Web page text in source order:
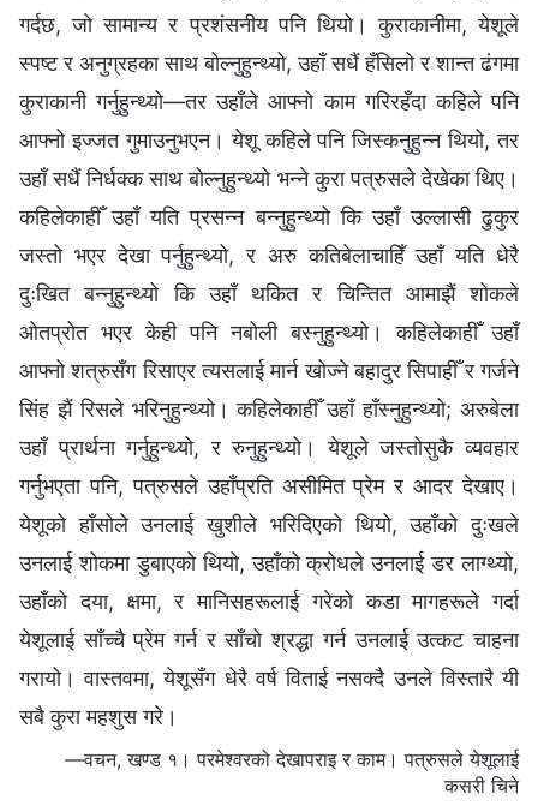
गर्दछ, जो सामान्य र प्रशंसनीय पनि थियो। कुराकानीमा, येशूले
स्पष्ट र अनुग्रहका साथ बोल्नुहुन्थ्यो, उहाँ सधैं हँसिलो र शान्त ढंगमा
कुराकानी गर्नुहुन्थ्यो—तर उहाँले आफ्नो काम गरिरहँदा कहिले पनि
आफ्नो इज्जत गुमाउनुभएन। येशू कहिले पनि जिस्कनुहुन्न थियो, तर
उहाँ सधैं निर्धक्क साथ बोल्नुहुन्थ्यो भन्ने कुरा पत्रुसले देखेका थिए।
कहिलेकाहीँ उहाँ यति प्रसन्न बन्नुहुन्थ्यो कि उहाँ उल्लासी ढुकुर
जस्तो भएर देखा पर्नुहुन्थ्यो, र अरु कतिबेलाचाहिँ उहाँ यति धेरै
दुःखित बन्नुहुन्थ्यो कि उहाँ थकित र चिन्तित आमाझैं शोकले
ओतप्रोत भएर केही पनि नबोली बस्नुहुन्थ्यो। कहिलेकाहीँ उहाँ
आफ्नो शत्रुसँग रिसाएर त्यसलाई मार्न खोज्ने बहादुर सिपाहीँ र गर्जने
सिंह झैं रिसले भरिनुहुन्थ्यो। कहिलेकाहीँ उहाँ हाँस्नुहुन्थ्यो; अरुबेला
उहाँ प्रार्थना गर्नुहुन्थ्यो, र रुनुहुन्थ्यो। येशूले जस्तोसुकै व्यवहार
गर्नुभएता पनि, पत्रुसले उहाँप्रति असीमित प्रेम र आदर देखाए।
येशूको हाँसोले उनलाई खुशीले भरिदिएको थियो, उहाँको दुःखले
उनलाई शोकमा डुबाएको थियो, उहाँको क्रोधले उनलाई डर लाग्थ्यो,
उहाँको दया, क्षमा, र मानिसहरूलाई गरेको कडा मागहरूले गर्दा
येशूलाई साँच्चै प्रेम गर्न र साँचो श्रद्धा गर्न उनलाई उत्कट चाहना
गरायो। वास्तवमा, येशूसँग धेरै वर्ष विताई नसक्दै उनले विस्तारै यी
सबै कुरा महशुस गरे।
—वचन, खण्ड १। परमेश्‍वरको देखापराइ र काम। पत्रुसले येशूलाई
कसरी चिने